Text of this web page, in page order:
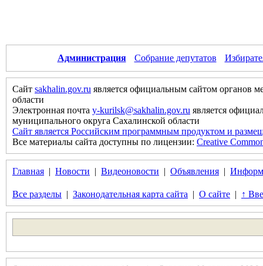
Администрация Собрание депутатов
Сайт sakhalin.gov.ru является официальным сайтом органов
области
Электронная почта y-kurilsk@sakhalin.gov.ru является
муниципального округа Сахалинской области
Сайт является Российским программным продуктом и
Все материалы сайта доступны по лицензии: Creative
Главная | Новости | Видеоновости | Объявления |
Все разделы | Законодательная карта сайта | О сайте | ↑